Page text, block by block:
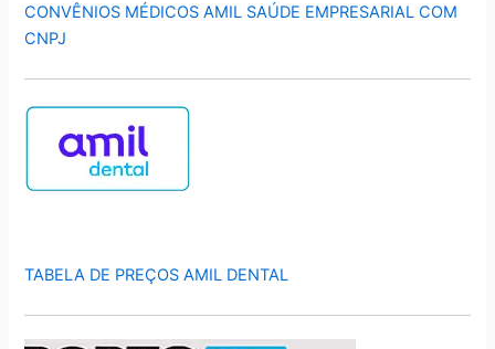
CONVÊNIOS MÉDICOS AMIL SAÚDE EMPRESARIAL COM
CNPJ
TABELA DE PREÇOS AMIL DENTAL